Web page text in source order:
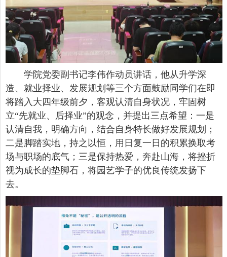
学院党委副书记李伟作动员讲话，他从升学深
造、就业择业、发展规划等三个方面鼓励同学们在即
将踏入大四年级前夕，客观认清自身状况，牢固树
立“先就业、后择业”的观念，并提出三点希望：一是
认清自我，明确方向，结合自身特长做好发展规划；
二是脚踏实地，持之以恒，用日复一日的积累换取考
场与职场的底气；三是保持热爱，奔赴山海，将挫折
视为成长的垫脚石，将园艺学子的优良传统发扬下
去。